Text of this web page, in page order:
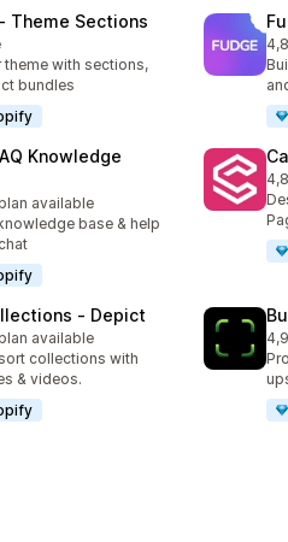
Theme Sections
with sections,
bundles
4,8
Knowledge
available
base & help
4,8
‑ Depict
available
collections with
& videos.
4,9